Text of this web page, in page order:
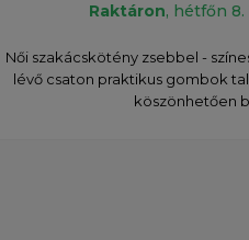
Raktáron, hétfőn 8.
Női szakácskötény zsebbel -
lévő csaton praktikus gombok
köszönhetően